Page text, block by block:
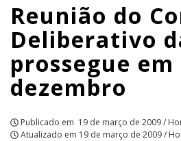
de
dezembro
|
APCEF/SP
Reunião do
Deliberativo
prossegue em
dezembro
Publicado em 19 de março de 2009 /
Atualizado em 19 de março de 2009 /